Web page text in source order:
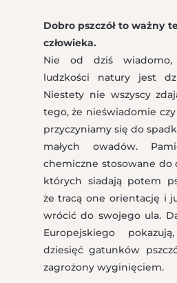
Dobro pszczół to ważny
człowieka.
Nie od dziś
ludzkości natury jest
Niestety nie wszyscy
tego, że nieświadomie
przyczyniamy się do
małych owadów.
chemiczne stosowane do
których siadają potem
że tracą one orientację i
wrócić do swojego ula.
Europejskiego
dziesięć gatunków
zagrożony wyginięciem.